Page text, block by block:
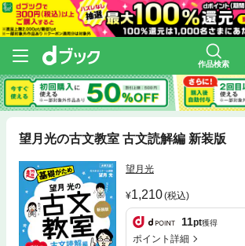
作品検索
望月光の古文教室 古文読解編 新装版
望月光
1,210(税込)
11pt獲得
ポイント詳細